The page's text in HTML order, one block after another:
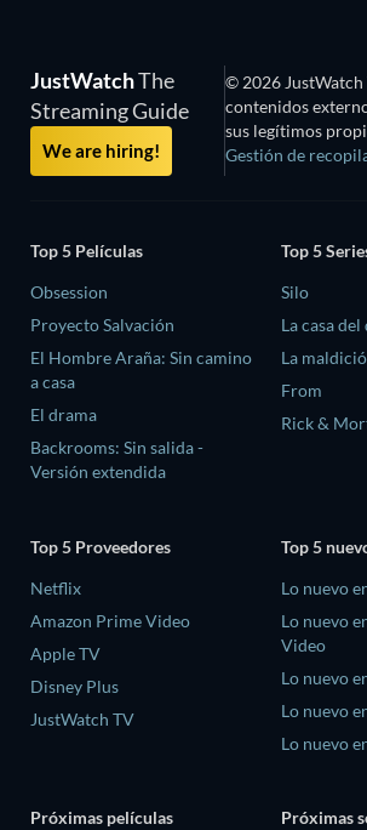
JustWatchThe
Streaming Guide
We are hiring!
© 2026 JustWatch
contenidos
sus legítimos
Gestión de
Top 5 Películas
Obsession
Proyecto Salvación
El Hombre Araña: Sin camino
a casa
El drama
Backrooms: Sin salida -
Versión extendida
Top 5
Silo
La casa
La
From
Rick &
Top 5 Proveedores
Netflix
Amazon Prime Video
Apple TV
Disney Plus
JustWatch TV
Top 5
Lo nuevo
Lo nuevo
Video
Lo nuevo
Lo nuevo
Lo nuevo
Próximas películas Próximas